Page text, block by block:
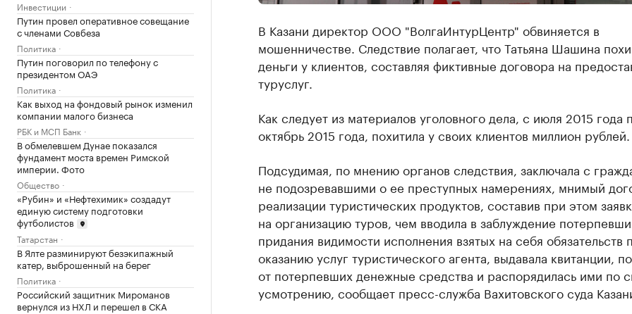
Инвестиции
Путин провел оперативное совещание
с членами Совбеза
Политика
Путин поговорил по телефону с
президентом ОАЭ
Политика
Как выход на фондовый рынок изменил
компании малого бизнеса
РБК и МСП Банк
В обмелевшем Дунае показался
фундамент моста времен Римской
империи. Фото
Общество
«Рубин» и «Нефтехимик» создадут
единую систему подготовки
футболистов
Татарстан
В Ялте разминируют безэкипажный
катер, выброшенный на берег
Политика
Российский защитник Мироманов
вернулся из НХЛ и перешел в СКА
В Казани директор ООО "ВолгаИнтурЦентр" обвиняется в
мошенничестве. Следствие полагает, что Татьяна Шашина
деньги у клиентов, составляя фиктивные договора на
туруслуг.
Как следует из материалов уголовного дела, с июля 2015 года
октябрь 2015 года, похитила у своих клиентов миллион рублей.
Подсудимая, по мнению органов следствия, заключала с
не подозревавшими о ее преступных намерениях, мнимый
реализации туристических продуктов, составив при этом
на организацию туров, чем вводила в заблуждение
придания видимости исполнения взятых на себя обязательств
оказанию услуг туристического агента, выдавала квитанции,
от потерпевших денежные средства и распорядилась ими по
усмотрению, сообщает пресс-служба Вахитовского суда